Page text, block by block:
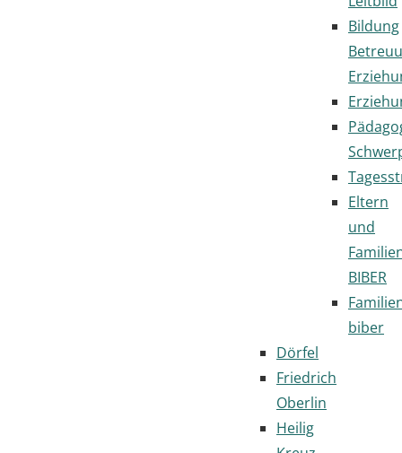
Bildung
Eltern
und
BIBER
biber
Dörfel
Friedrich
Oberlin
Heilig